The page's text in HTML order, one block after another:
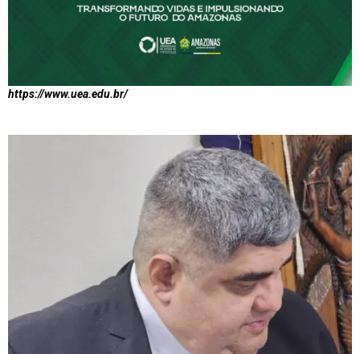
https://www.uea.edu.br/